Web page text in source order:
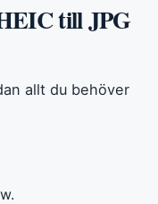
till JPG
allt du behöver